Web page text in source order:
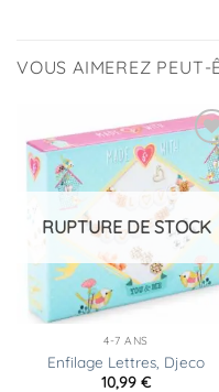
VOUS AIMEREZ PEUT-
à la
liste
RUPTURE DE STOCK
4-7 ANS
Enfilage Lettres, Djeco
10,99 €